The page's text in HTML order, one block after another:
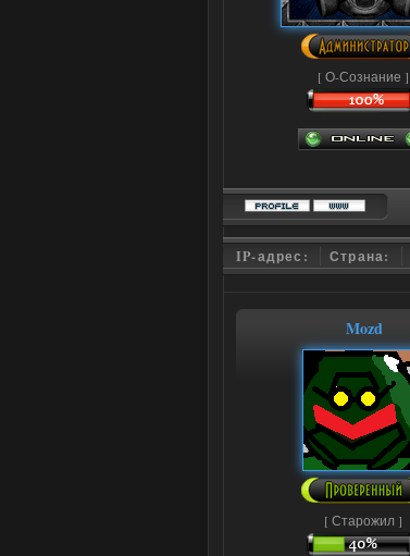
[ О-Сознание ]
IP-адрес: Страна:
Mozd
[ Старожил ]